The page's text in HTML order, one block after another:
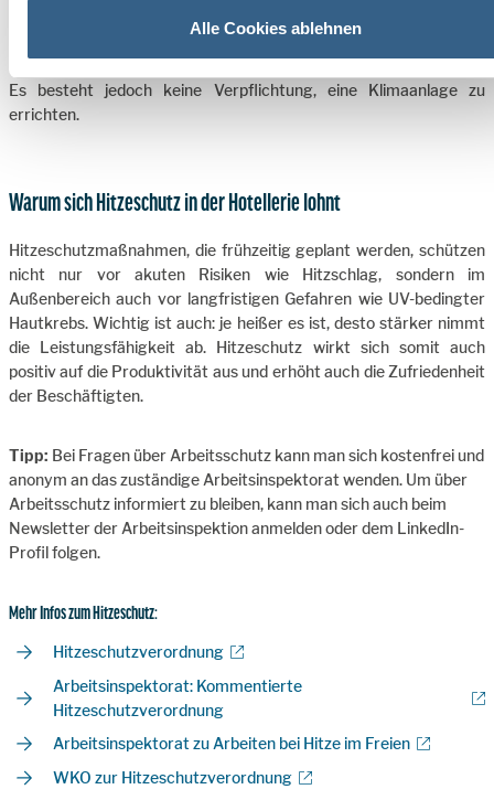
Alle Cookies ablehnen
ausreichendes Trinken
Es besteht jedoch keine Verpflichtung, eine Klimaanlage zu
errichten.
Warum sich Hitzeschutz in der Hotellerie lohnt
Hitzeschutzmaßnahmen, die frühzeitig geplant werden, schützen
nicht nur vor akuten Risiken wie Hitzschlag, sondern im
Außenbereich auch vor langfristigen Gefahren wie UV-bedingter
Hautkrebs. Wichtig ist auch: je heißer es ist, desto stärker nimmt
die Leistungsfähigkeit ab. Hitzeschutz wirkt sich somit auch
positiv auf die Produktivität aus und erhöht auch die Zufriedenheit
der Beschäftigten.
Tipp: Bei Fragen über Arbeitsschutz kann man sich kostenfrei und
anonym an das zuständige Arbeitsinspektorat wenden. Um über
Arbeitsschutz informiert zu bleiben, kann man sich auch beim
Newsletter der Arbeitsinspektion anmelden oder dem LinkedIn-
Profil folgen.
Mehr Infos zum Hitzeschutz:
Hitzeschutzverordnung
Arbeitsinspektorat: Kommentierte
Hitzeschutzverordnung
Arbeitsinspektorat zu Arbeiten bei Hitze im Freien
WKO zur Hitzeschutzverordnung